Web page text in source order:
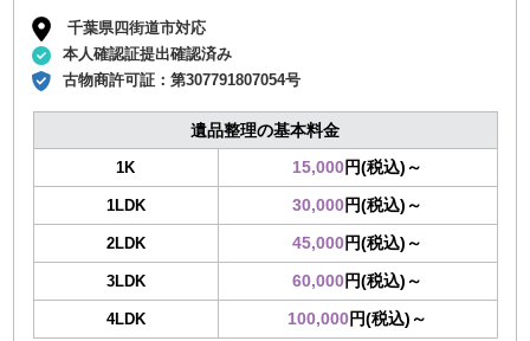
千葉県四街道市対応
本人確認証提出確認済み
古物商許可証：第307791807054号
遺品整理の基本料金
1K 15,000円(税込)～
1LDK 30,000円(税込)～
2LDK 45,000円(税込)～
3LDK 60,000円(税込)～
4LDK 100,000円(税込)～